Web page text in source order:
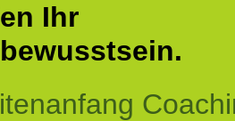
Ihr